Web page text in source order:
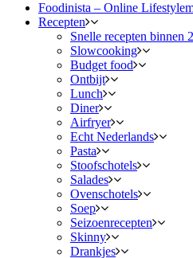
Foodinista – Online
Recepten
Snelle recepten binnen
Slowcooking
Budget food
Ontbijt
Lunch
Diner
Airfryer
Echt Nederlands
Pasta
Stoofschotels
Salades
Ovenschotels
Soep
Seizoenrecepten
Skinny
Drankjes